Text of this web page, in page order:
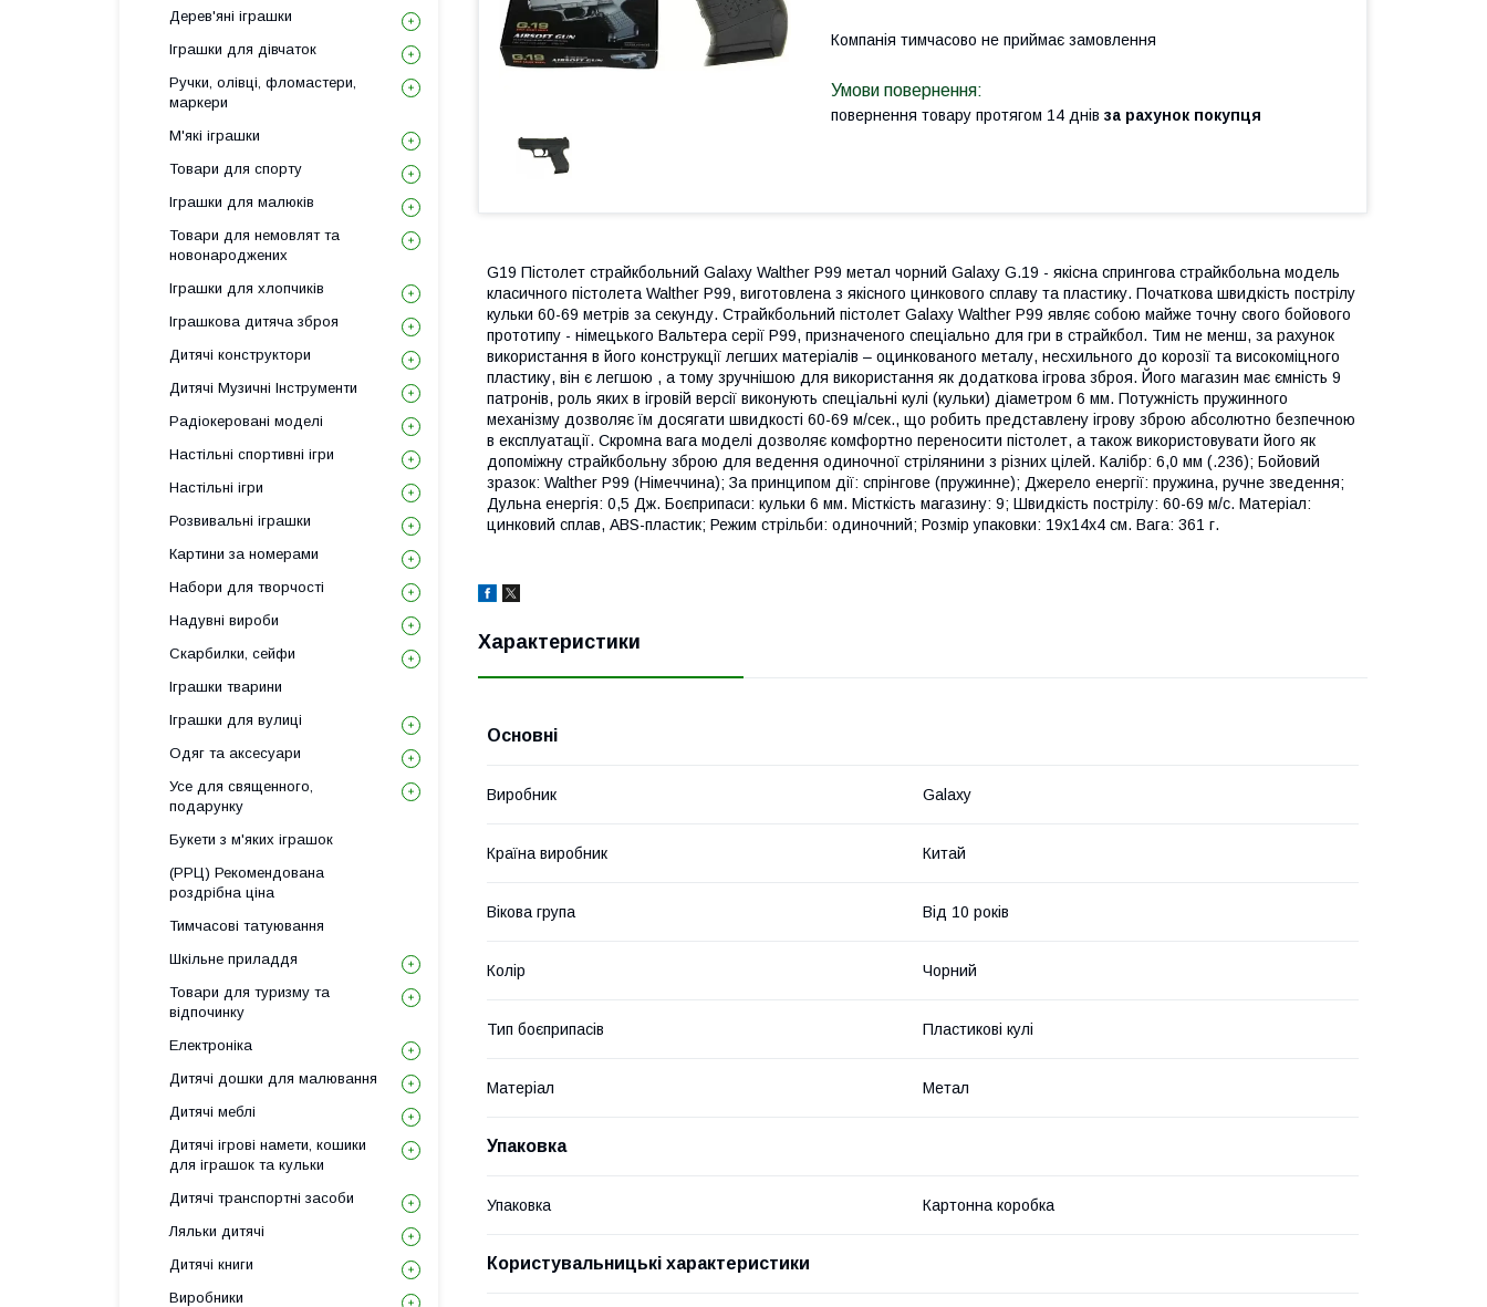
Компанія тимчасово не приймає замовлення
повернення товару протягом 14 днів за рахунок покупця
G19 Пістолет страйкбольний Galaxy Walther P99 метал чорний Galaxy G.19 - якісна спрингова страйкбольна модель
класичного пістолета Walther P99, виготовлена з якісного цинкового сплаву та пластику. Початкова швидкість пострілу
кульки 60-69 метрів за секунду. Страйкбольний пістолет Galaxy Walther P99 являє собою майже точну свого бойового
прототипу - німецького Вальтера серії P99, призначеного спеціально для гри в страйкбол. Тим не менш, за рахунок
використання в його конструкції легших матеріалів – оцинкованого металу, несхильного до корозії та високоміцного
пластику, він є легшою , а тому зручнішою для використання як додаткова ігрова зброя. Його магазин має ємність 9
патронів, роль яких в ігровій версії виконують спеціальні кулі (кульки) діаметром 6 мм. Потужність пружинного
механізму дозволяє їм досягати швидкості 60-69 м/сек., що робить представлену ігрову зброю абсолютно безпечною
в експлуатації. Скромна вага моделі дозволяє комфортно переносити пістолет, а також використовувати його як
допоміжну страйкбольну зброю для ведення одиночної стрілянини з різних цілей. Калібр: 6,0 мм (.236); Бойовий
зразок: Walther P99 (Німеччина); За принципом дії: спрінгове (пружинне); Джерело енергії: пружина, ручне зведення;
Дульна енергія: 0,5 Дж. Боєприпаси: кульки 6 мм. Місткість магазину: 9; Швидкість пострілу: 60-69 м/с. Матеріал:
цинковий сплав, ABS-пластик; Режим стрільби: одиночний; Розмір упаковки: 19x14x4 см. Вага: 361 г.
Характеристики
Основні
Виробник Galaxy
Країна виробник Китай
Вікова група Від 10 років
Колір Чорний
Тип боєприпасів Пластикові кулі
Матеріал Метал
Упаковка
Упаковка Картонна коробка
Користувальницькі характеристики
Дерев'яні іграшки
Іграшки для дівчаток
Ручки, олівці, фломастери,
маркери
М'які іграшки
Товари для спорту
Іграшки для малюків
Товари для немовлят та
новонароджених
Іграшки для хлопчиків
Іграшкова дитяча зброя
Дитячі конструктори
Дитячі Музичні Інструменти
Радіокеровані моделі
Настільні спортивні ігри
Настільні ігри
Розвивальні іграшки
Картини за номерами
Набори для творчості
Надувні вироби
Скарбилки, сейфи
Іграшки тварини
Іграшки для вулиці
Одяг та аксесуари
Усе для священного,
подарунку
Букети з м'яких іграшок
(РРЦ) Рекомендована
роздрібна ціна
Тимчасові татуювання
Шкільне приладдя
Товари для туризму та
відпочинку
Електроніка
Дитячі дошки для малювання
Дитячі меблі
Дитячі ігрові намети, кошики
для іграшок та кульки
Дитячі транспортні засоби
Ляльки дитячі
Дитячі книги
Виробники